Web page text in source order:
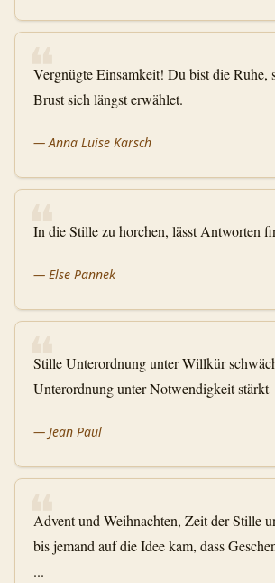
❝
Vergnügte Einsamkeit! Du bist die Ruhe,
Brust sich längst erwählet.
—Anna Luise Karsch
❝
In die Stille zu horchen, lässt Antworten
— Else Pannek
❝
Stille Unterordnung unter Willkür
Unterordnung unter Notwendigkeit stärkt
— Jean Paul
❝
Advent und Weihnachten, Zeit der Stille
bis jemand auf die Idee kam, dass
...